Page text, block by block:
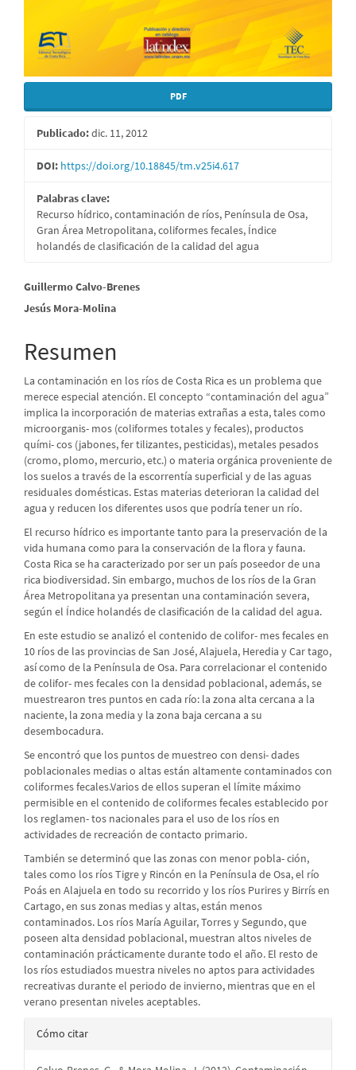
PDF
Publicado:dic. 11, 2012
DOI: https://doi.org/10.18845/tm.v25i4.617
Palabras clave:
Recurso hídrico, contaminación de ríos, Península de Osa,
Gran Área Metropolitana, coliformes fecales, Índice
holandés de clasificación de la calidad del agua
Contenido
principal
del
artículo
Guillermo Calvo-Brenes
Jesús Mora-Molina
Resumen
La contaminación en los ríos de Costa Rica es un problema que
merece especial atención. El concepto “contaminación del agua”
implica la incorporación de materias extrañas a esta, tales como
microorganis- mos (coliformes totales y fecales), productos
quími- cos (jabones, fer tilizantes, pesticidas), metales pesados
(cromo, plomo, mercurio, etc.) o materia orgánica proveniente de
los suelos a través de la escorrentía superficial y de las aguas
residuales domésticas. Estas materias deterioran la calidad del
agua y reducen los diferentes usos que podría tener un río.
El recurso hídrico es importante tanto para la preservación de la
vida humana como para la conservación de la flora y fauna.
Costa Rica se ha caracterizado por ser un país poseedor de una
rica biodiversidad. Sin embargo, muchos de los ríos de la Gran
Área Metropolitana ya presentan una contaminación severa,
según el Índice holandés de clasificación de la calidad del agua.
En este estudio se analizó el contenido de colifor- mes fecales en
10 ríos de las provincias de San José, Alajuela, Heredia y Car tago,
así como de la Península de Osa. Para correlacionar el contenido
de colifor- mes fecales con la densidad poblacional, además, se
muestrearon tres puntos en cada río: la zona alta cercana a la
naciente, la zona media y la zona baja cercana a su
desembocadura.
Se encontró que los puntos de muestreo con densi- dades
poblacionales medias o altas están altamente contaminados con
coliformes fecales.Varios de ellos superan el límite máximo
permisible en el contenido de coliformes fecales establecido por
los reglamen- tos nacionales para el uso de los ríos en
actividades de recreación de contacto primario.
También se determinó que las zonas con menor pobla- ción,
tales como los ríos Tigre y Rincón en la Península de Osa, el río
Poás en Alajuela en todo su recorrido y los ríos Purires y Birrís en
Cartago, en sus zonas medias y altas, están menos
contaminados. Los ríos María Aguilar, Torres y Segundo, que
poseen alta densidad poblacional, muestran altos niveles de
contaminación prácticamente durante todo el año. El resto de
los ríos estudiados muestra niveles no aptos para actividades
recreativas durante el periodo de invierno, mientras que en el
verano presentan niveles aceptables.
Detalles
Cómo citar